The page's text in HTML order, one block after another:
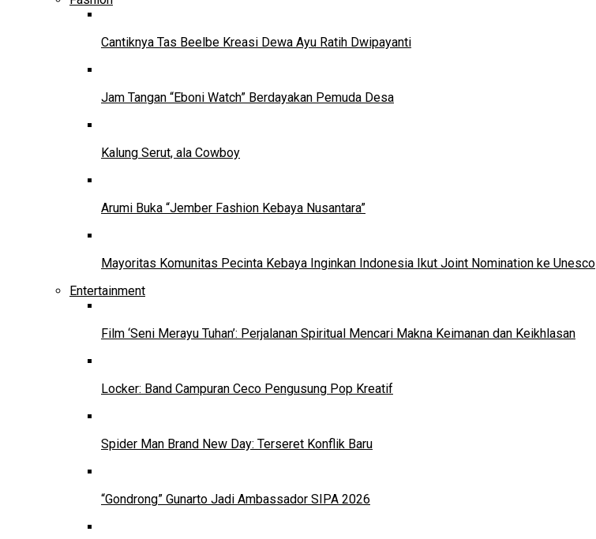
Cantiknya Tas Beelbe Kreasi Dewa Ayu Ratih Dwipayanti
Jam Tangan “Eboni Watch” Berdayakan Pemuda Desa
Kalung Serut, ala Cowboy
Arumi Buka “Jember Fashion Kebaya Nusantara”
Mayoritas Komunitas Pecinta Kebaya Inginkan Indonesia Ikut Joint Nomination ke Unesco
Entertainment
Film ‘Seni Merayu Tuhan’: Perjalanan Spiritual Mencari Makna Keimanan dan Keikhlasan
Locker: Band Campuran Ceco Pengusung Pop Kreatif
Spider Man Brand New Day: Terseret Konflik Baru
“Gondrong” Gunarto Jadi Ambassador SIPA 2026